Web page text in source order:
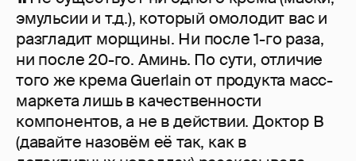
эмульсии и т.д.), который омолодит вас и
разгладит морщины. Ни после 1-го раза,
ни после 20-го. Аминь. По сути, отличие
того же крема Guerlain от продукта масс-
маркета лишь в качественности
компонентов, а не в действии. Доктор В
(давайте назовём её так, как в